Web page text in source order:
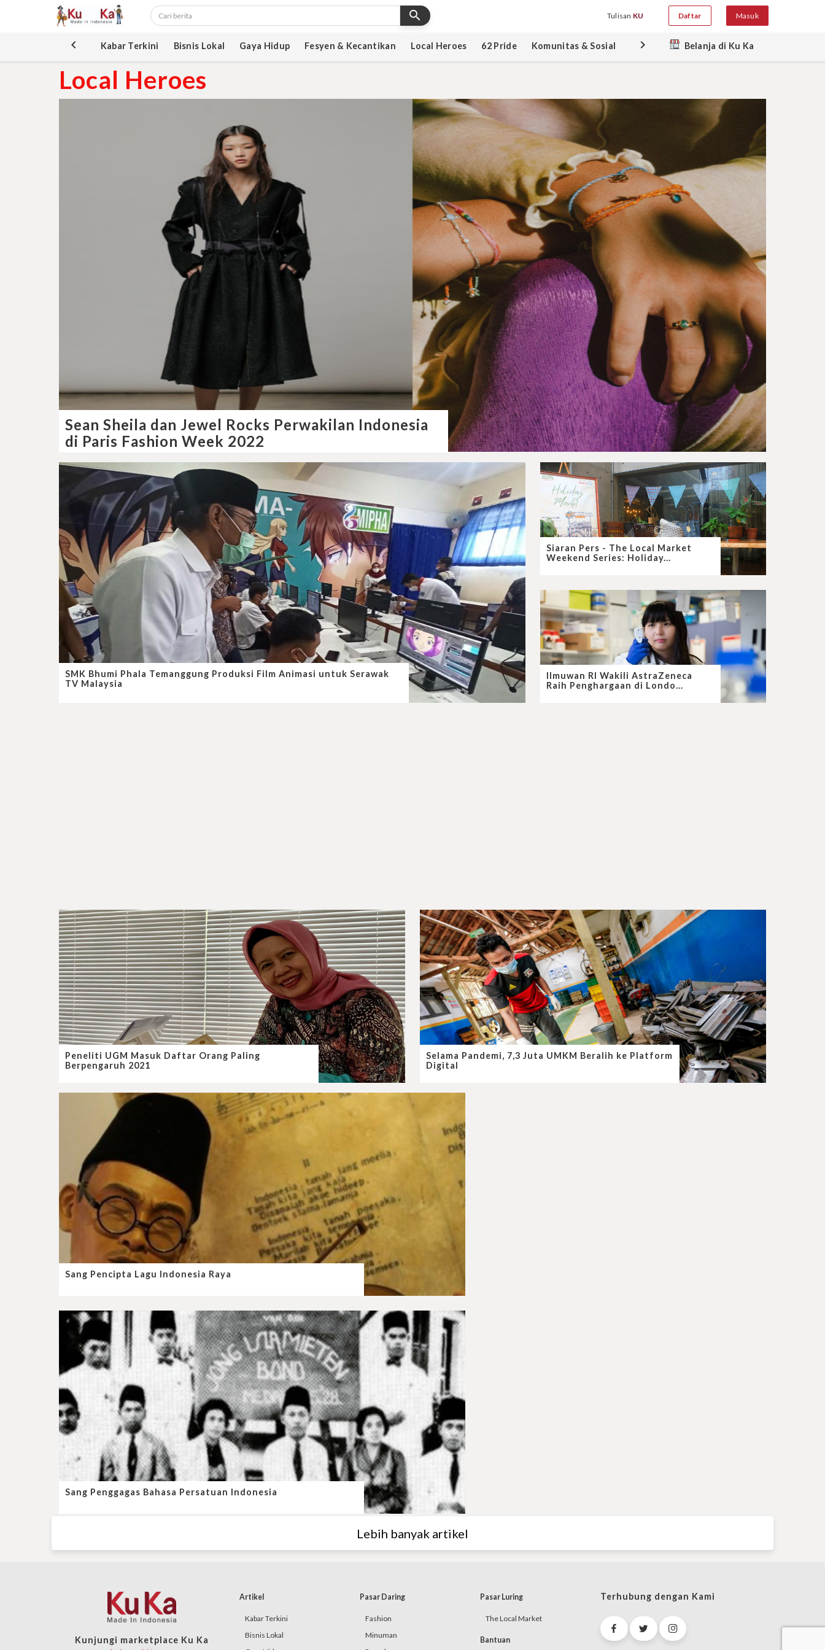
search Tulisan KU Daftar Masuk
keyboard_arrow_left Kabar Terkini Bisnis Lokal Gaya Hidup Fesyen & Kecantikan Local Heroes 62 Pride Komunitas & Sosial keyboard_arrow_right Belanja di Ku Ka
Local Heroes
Sean Sheila dan Jewel Rocks Perwakilan Indonesia
di Paris Fashion Week 2022
SMK Bhumi Phala Temanggung Produksi Film Animasi untuk Serawak
TV Malaysia
Siaran Pers - The Local Market
Weekend Series: Holiday...
Ilmuwan RI Wakili AstraZeneca
Raih Penghargaan di Londo...
Peneliti UGM Masuk Daftar Orang Paling
Berpengaruh 2021
Selama Pandemi, 7,3 Juta UMKM Beralih ke Platform
Digital
Sang Pencipta Lagu Indonesia Raya
Sang Penggagas Bahasa Persatuan Indonesia
Lebih banyak artikel
Kunjungi marketplace Ku Ka
Artikel
Kabar Terkini
Bisnis Lokal
Pasar Daring
Fashion
Minuman
Pasar Luring
The Local Market
Bantuan
Terhubung dengan Kami